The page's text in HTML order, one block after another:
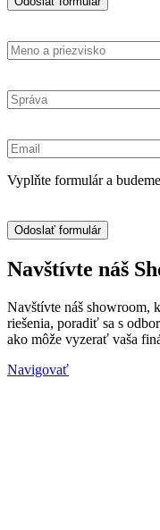
Vyplňte formulár a
Navštívte náš
Navštívte náš showroom,
riešenia, poradiť sa s
ako môže vyzerať vaša
Navigovať